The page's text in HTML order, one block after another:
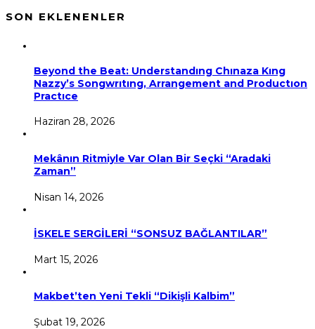
SON EKLENENLER
Beyond the Beat: Understandıng Chınaza Kıng
Nazzy’s Songwrıtıng, Arrangement and Productıon
Practıce
Haziran 28, 2026
Mekânın Ritmiyle Var Olan Bir Seçki “Aradaki
Zaman”
Nisan 14, 2026
İSKELE SERGİLERİ “SONSUZ BAĞLANTILAR”
Mart 15, 2026
Makbet’ten Yeni Tekli “Dikişli Kalbim”
Şubat 19, 2026